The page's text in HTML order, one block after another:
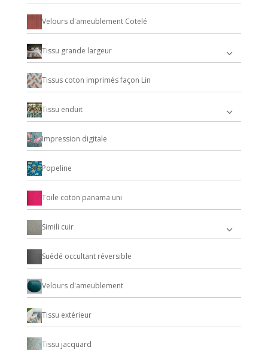
Velours d'ameublement Cotelé
Tissu grande largeur
Tissus coton imprimés façon Lin
Tissu enduit
Impression digitale
Popeline
Toile coton panama uni
Simili cuir
Suédé occultant réversible
Velours d'ameublement
Tissu extérieur
Tissu jacquard